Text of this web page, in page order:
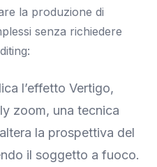
la produzione di
senza richiedere
l’effetto Vertigo,
zoom, una tecnica
la prospettiva del
il soggetto a fuoco.